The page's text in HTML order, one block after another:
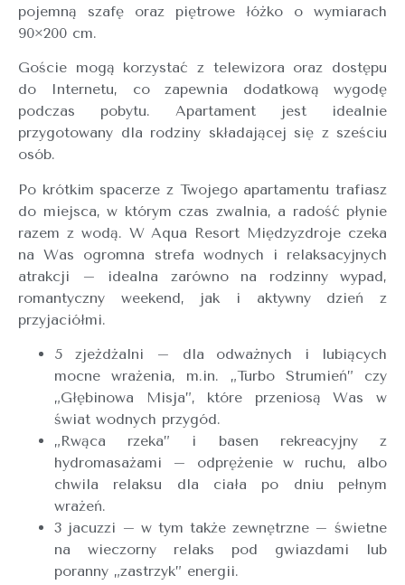
pojemną szafę oraz piętrowe łóżko o wymiarach
90×200 cm.
Goście mogą korzystać z telewizora oraz dostępu
do Internetu, co zapewnia dodatkową wygodę
podczas pobytu. Apartament jest idealnie
przygotowany dla rodziny składającej się z sześciu
osób.
Po krótkim spacerze z Twojego apartamentu trafiasz
do miejsca, w którym czas zwalnia, a radość płynie
razem z wodą. W Aqua Resort Międzyzdroje czeka
na Was ogromna strefa wodnych i relaksacyjnych
atrakcji – idealna zarówno na rodzinny wypad,
romantyczny weekend, jak i aktywny dzień z
przyjaciółmi.
5 zjeżdżalni – dla odważnych i lubiących
mocne wrażenia, m.in. „Turbo Strumień” czy
„Głębinowa Misja”, które przeniosą Was w
świat wodnych przygód.
„Rwąca rzeka” i basen rekreacyjny z
hydromasażami – odprężenie w ruchu, albo
chwila relaksu dla ciała po dniu pełnym
wrażeń.
3 jacuzzi – w tym także zewnętrzne – świetne
na wieczorny relaks pod gwiazdami lub
poranny „zastrzyk” energii.